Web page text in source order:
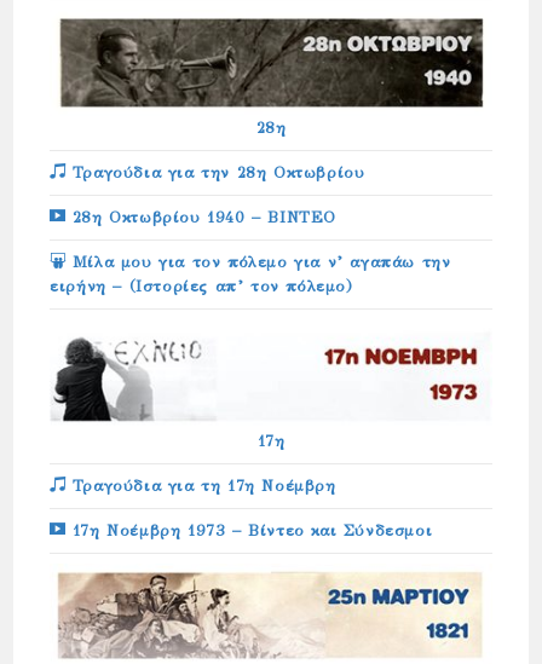
28η
Τραγούδια για την 28η Οκτωβρίου
28η Οκτωβρίου 1940 – ΒΙΝΤΕΟ
Μίλα μου για τον πόλεμο για ν’ αγαπάω την
ειρήνη – (Ιστορίες απ’ τον πόλεμο)
17η
Τραγούδια για τη 17η Νοέμβρη
17η Νοέμβρη 1973 – Βίντεο και Σύνδεσμοι